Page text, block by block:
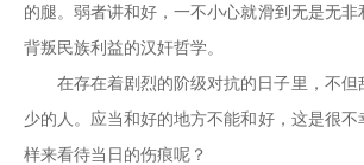
的腿。弱者讲和好，一不小心就滑到无是无
背叛民族利益的汉奸哲学。
在存在着剧烈的阶级对抗的日子里，不
少的人。应当和好的地方不能和好，这是很
样来看待当日的伤痕呢？